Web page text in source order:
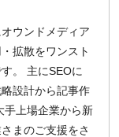
ウンドメディア
拡散をワンスト
。 主にSEOに
設計から記事作
手上場企業から新
まのご支援をさ